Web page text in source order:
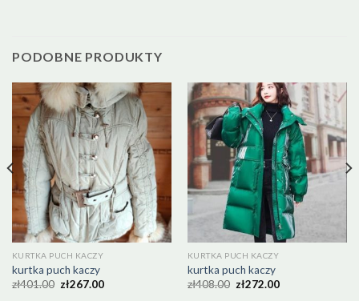
PODOBNE PRODUKTY
KURTKA PUCH KACZY
kurtka puch kaczy
zł401.00 zł267.00
KURTKA PUCH KACZY
kurtka puch kaczy
zł408.00 zł272.00